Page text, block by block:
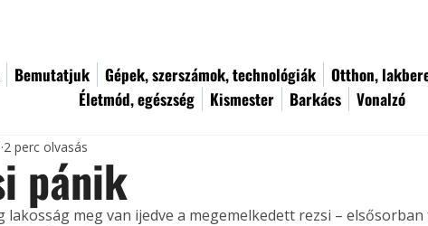
Bemutatjuk Gépek, szerszámok, technológiák Otthon,
Életmód, egészség
Kismester Barkács Vonalzó
pánik
2 perc olvasás
lakosság meg van ijedve a megemelkedett rezsi –